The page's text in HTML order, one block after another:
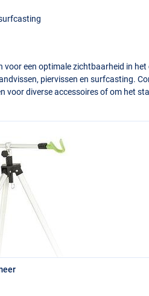
een optimale zichtbaarheid in het
piervissen en surfcasting.
voor diverse accessoires of om het